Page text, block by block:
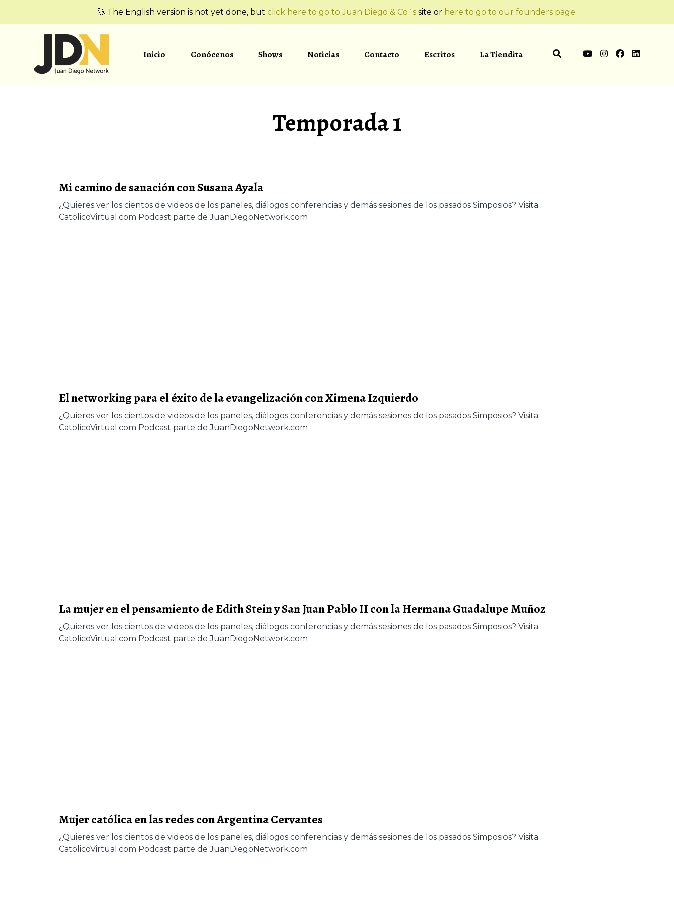
🚀 The English version is not yet done, but click here to go to Juan Diego & Co´s site or here to go to our founders page.
Inicio Conócenos Shows Noticias Contacto Escritos La Tiendita
Temporada1
Mi camino de sanación con Susana Ayala
¿Quieres ver los cientos de videos de los paneles, diálogos conferencias y demás sesiones de los pasados Simposios? Visita
CatolicoVirtual.com Podcast parte de JuanDiegoNetwork.com
El networking para el éxito de la evangelización con Ximena Izquierdo
¿Quieres ver los cientos de videos de los paneles, diálogos conferencias y demás sesiones de los pasados Simposios? Visita
CatolicoVirtual.com Podcast parte de JuanDiegoNetwork.com
La mujer en el pensamiento de Edith Stein y San Juan Pablo II con la Hermana Guadalupe Muñoz
¿Quieres ver los cientos de videos de los paneles, diálogos conferencias y demás sesiones de los pasados Simposios? Visita
CatolicoVirtual.com Podcast parte de JuanDiegoNetwork.com
Mujer católica en las redes con Argentina Cervantes
¿Quieres ver los cientos de videos de los paneles, diálogos conferencias y demás sesiones de los pasados Simposios? Visita
CatolicoVirtual.com Podcast parte de JuanDiegoNetwork.com